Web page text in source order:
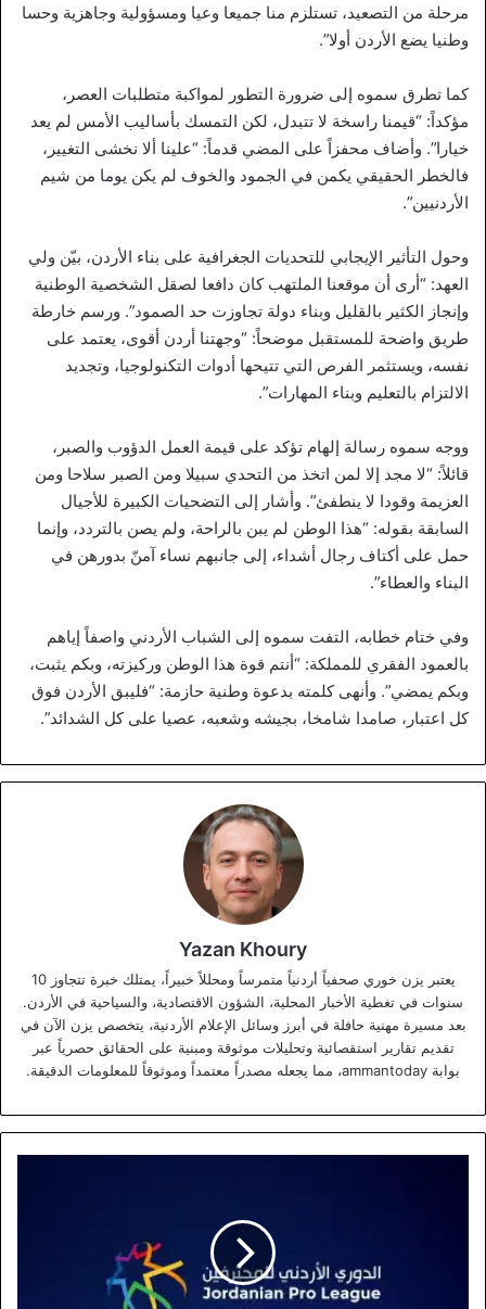
مرحلة من التصعيد، تستلزم منا جميعا وعيا ومسؤولية وجاهزية وحسا
وطنيا يضع الأردن أولا”.
كما تطرق سموه إلى ضرورة التطور لمواكبة متطلبات العصر،
مؤكداً: “قيمنا راسخة لا تتبدل، لكن التمسك بأساليب الأمس لم يعد
خيارا”. وأضاف محفزاً على المضي قدماً: “علينا ألا نخشى التغيير،
فالخطر الحقيقي يكمن في الجمود والخوف لم يكن يوما من شيم
الأردنيين”.
وحول التأثير الإيجابي للتحديات الجغرافية على بناء الأردن، بيّن ولي
العهد: “أرى أن موقعنا الملتهب كان دافعا لصقل الشخصية الوطنية
وإنجاز الكثير بالقليل وبناء دولة تجاوزت حد الصمود”. ورسم خارطة
طريق واضحة للمستقبل موضحاً: “وجهتنا أردن أقوى، يعتمد على
نفسه، ويستثمر الفرص التي تتيحها أدوات التكنولوجيا، وتجديد
الالتزام بالتعليم وبناء المهارات”.
ووجه سموه رسالة إلهام تؤكد على قيمة العمل الدؤوب والصبر،
قائلاً: “لا مجد إلا لمن اتخذ من التحدي سبيلا ومن الصبر سلاحا ومن
العزيمة وقودا لا ينطفئ”. وأشار إلى التضحيات الكبيرة للأجيال
السابقة بقوله: “هذا الوطن لم يبن بالراحة، ولم يصن بالتردد، وإنما
حمل على أكتاف رجال أشداء، إلى جانبهم نساء آمنّ بدورهن في
البناء والعطاء”.
وفي ختام خطابه، التفت سموه إلى الشباب الأردني واصفاً إياهم
بالعمود الفقري للمملكة: “أنتم قوة هذا الوطن وركيزته، وبكم يثبت،
وبكم يمضي”. وأنهى كلمته بدعوة وطنية حازمة: “فليبق الأردن فوق
كل اعتبار، صامدا شامخا، بجيشه وشعبه، عصيا على كل الشدائد”.
Yazan Khoury
يعتبر يزن خوري صحفياً أردنياً متمرساً ومحللاً خبيراً، يمتلك خبرة تتجاوز 10
سنوات في تغطية الأخبار المحلية، الشؤون الاقتصادية، والسياحية في الأردن.
بعد مسيرة مهنية حافلة في أبرز وسائل الإعلام الأردنية، يتخصص يزن الآن في
تقديم تقارير استقصائية وتحليلات موثوقة ومبنية على الحقائق حصرياً عبر
بوابة ammantoday، مما يجعله مصدراً معتمداً وموثوقاً للمعلومات الدقيقة.